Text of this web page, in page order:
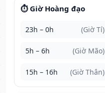
⏱️ Giờ Hoàng đạo
23h – 0h (Giờ Tí)
5h – 6h (Giờ Mão)
15h – 16h (Giờ Thân)